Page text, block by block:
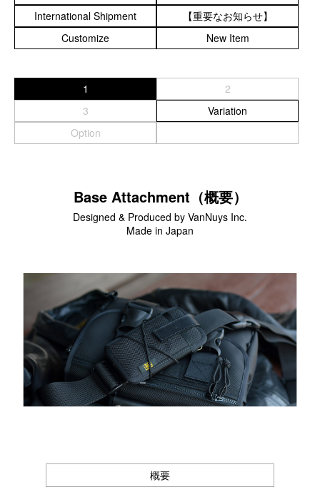
iPhone15
Galaxy
XPERIA
PC／タブレットケース
デジカメケース
SONY
Canon
OLYMPUS
Panasonic
RICOH
Other
Case
予備バッテリー／電源ケース
その他ケース
International Shipment
【重要なお知らせ】
Customize
New Item
1
2
3
Variation
Option
Base Attachment（概要）
Designed & Produced by VanNuys Inc.
Made in Japan
概要